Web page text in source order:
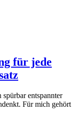
für jede
entspannter
Für mich gehört